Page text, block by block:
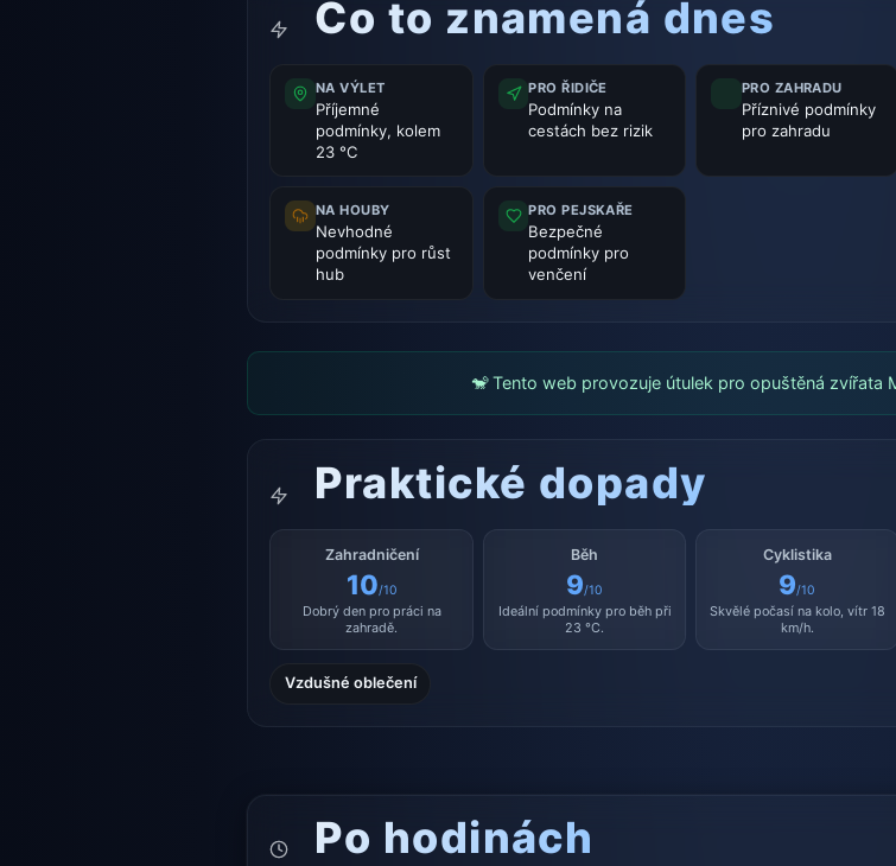
Co to znamená dnes
NA VÝLET
Příjemné
podmínky, kolem
23 °C
PRO ŘIDIČE
Podmínky na
cestách bez rizik
PRO ZAHRADU
Příznivé podmínky
pro zahradu
NA HOUBY
Nevhodné
podmínky pro růst
hub
PRO PEJSKAŘE
Bezpečné
podmínky pro
venčení
🐒 Tento web provozuje útulek pro opuštěná zvířata
Praktické dopady
Zahradničení
10/10
Dobrý den pro práci na
zahradě.
Běh
9/10
Ideální podmínky pro běh při
23 °C.
Cyklistika
9/10
Skvělé počasí na kolo, vítr 18
km/h.
Vzdušné oblečení
Po hodinách